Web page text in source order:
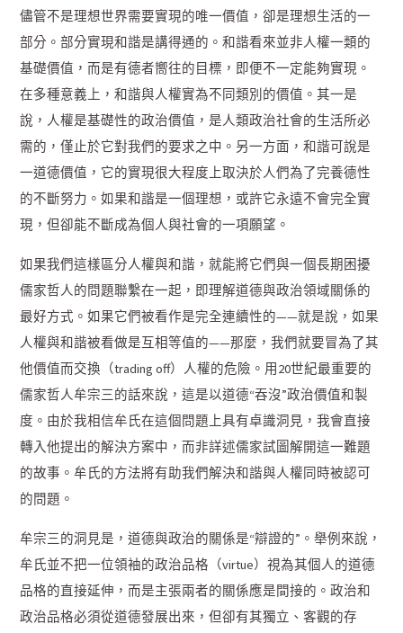
儘管不是理想世界需要實現的唯一價值，卻是理想生活的一
部分。部分實現和諧是講得通的。和諧看來並非人權一類的
基礎價值，而是有德者嚮往的目標，即便不一定能夠實現。
在多種意義上，和諧與人權實為不同類別的價值。其一是
說，人權是基礎性的政治價值，是人類政治社會的生活所必
需的，僅止於它對我們的要求之中。另一方面，和諧可說是
一道德價值，它的實現很大程度上取決於人們為了完養德性
的不斷努力。如果和諧是一個理想，或許它永遠不會完全實
現，但卻能不斷成為個人與社會的一項願望。
如果我們這樣區分人權與和諧，就能將它們與一個長期困擾
儒家哲人的問題聯繫在一起，即理解道德與政治領域關係的
最好方式。如果它們被看作是完全連續性的——就是說，如果
人權與和諧被看做是互相等值的——那麼，我們就要冒為了其
他價值而交換（trading off）人權的危險。用20世紀最重要的
儒家哲人牟宗三的話來說，這是以道德“吞沒”政治價值和製
度。由於我相信牟氏在這個問題上具有卓識洞見，我會直接
轉入他提出的解決方案中，而非詳述儒家試圖解開這一難題
的故事。牟氏的方法將有助我們解決和諧與人權同時被認可
的問題。
牟宗三的洞見是，道德與政治的關係是“辯證的”。舉例來說，
牟氏並不把一位領袖的政治品格（virtue）視為其個人的道德
品格的直接延伸，而是主張兩者的關係應是間接的。政治和
政治品格必須從道德發展出來，但卻有其獨立、客觀的存